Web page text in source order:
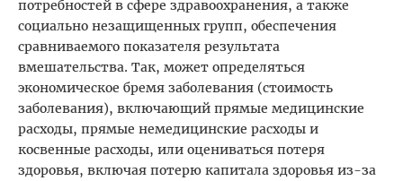
потребностей в сфере здравоохранения, а также
социально незащищенных групп, обеспечения
сравниваемого показателя результата
вмешательства. Так, может определяться
экономическое бремя заболевания (стоимость
заболевания), включающий прямые медицинские
расходы, прямые немедицинские расходы и
косвенные расходы, или оцениваться потеря
здоровья, включая потерю капитала здоровья из-за